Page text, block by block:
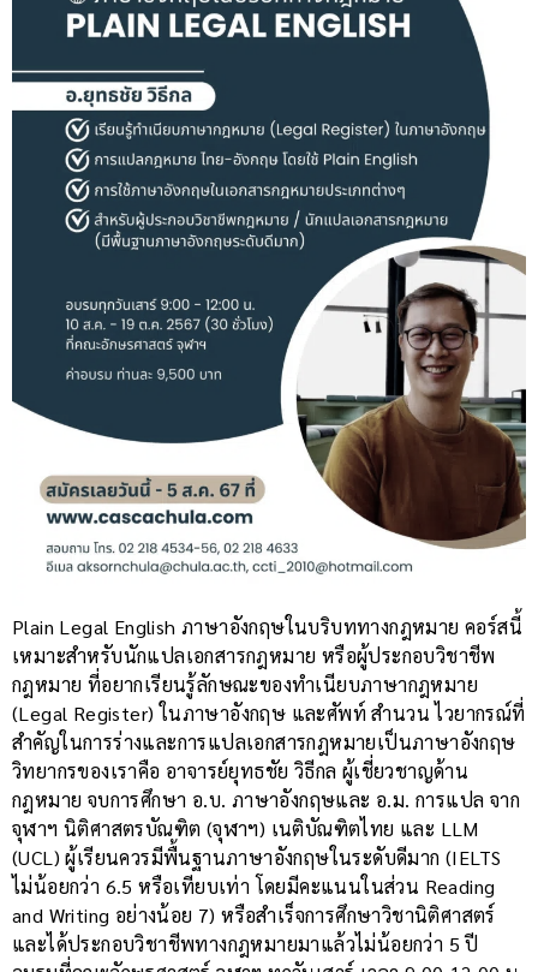
Plain Legal English ภาษาอังกฤษในบริบททางกฎหมาย คอร์สนี้
เหมาะสำหรับนักแปลเอกสารกฎหมาย หรือผู้ประกอบวิชาชีพ
กฎหมาย ที่อยากเรียนรู้ลักษณะของทำเนียบภาษากฎหมาย
(Legal Register) ในภาษาอังกฤษ และศัพท์ สำนวน ไวยากรณ์ที่
สำคัญในการร่างและการแปลเอกสารกฎหมายเป็นภาษาอังกฤษ
วิทยากรของเราคือ อาจารย์ยุทธชัย วิธีกล ผู้เชี่ยวชาญด้าน
กฎหมาย จบการศึกษา อ.บ. ภาษาอังกฤษและ อ.ม. การแปล จาก
จุฬาฯ นิติศาสตรบัณฑิต (จุฬาฯ) เนติบัณฑิตไทย และ LLM
(UCL) ผู้เรียนควรมีพื้นฐานภาษาอังกฤษในระดับดีมาก (IELTS
ไม่น้อยกว่า 6.5 หรือเทียบเท่า โดยมีคะแนนในส่วน Reading
and Writing อย่างน้อย 7) หรือสำเร็จการศึกษาวิชานิติศาสตร์
และได้ประกอบวิชาชีพทางกฎหมายมาแล้วไม่น้อยกว่า 5 ปี